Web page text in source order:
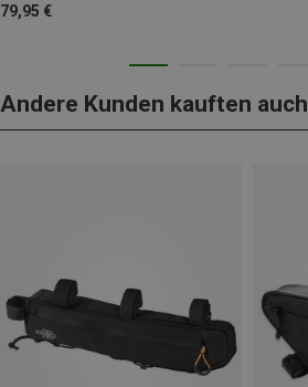
79,95 €
Andere Kunden kauften auch